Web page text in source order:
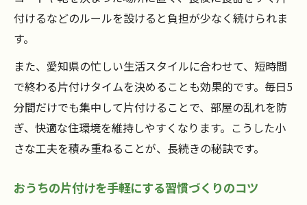
付けるなどのルールを設けると負担が少なく続けられま
す。
また、愛知県の忙しい生活スタイルに合わせて、短時間
で終わる片付けタイムを決めることも効果的です。毎日5
分間だけでも集中して片付けることで、部屋の乱れを防
ぎ、快適な住環境を維持しやすくなります。こうした小
さな工夫を積み重ねることが、長続きの秘訣です。
おうちの片付けを手軽にする習慣づくりのコツ